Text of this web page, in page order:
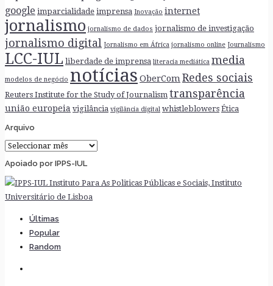
google imparcialidade imprensa Inovação internet
jornalismo jornalismo de dados jornalismo de investigação
jornalismo digital Jornalismo em África jornalismo online Journalismo
LCC-IUL liberdade de imprensa literacia mediática media
modelos de negócio notícias OberCom Redes sociais
Reuters Institute for the Study of Journalism transparência
união europeia vigilância vigilância digital whistleblowers Ética
Arquivo
Arquivo
Apoiado por IPPS-IUL
Últimas
Popular
Random